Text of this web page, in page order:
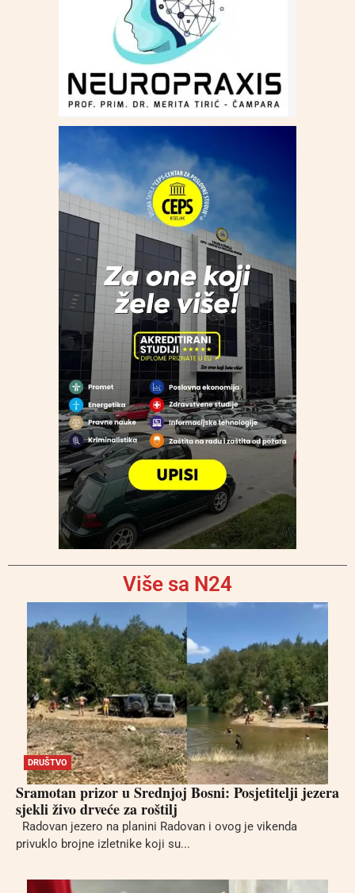
Više sa N24
DRUŠTVO
Sramotan prizor u Srednjoj Bosni: Posjetitelji jezera
sjekli živo drveće za roštilj
Radovan jezero na planini Radovan i ovog je vikenda
privuklo brojne izletnike koji su...